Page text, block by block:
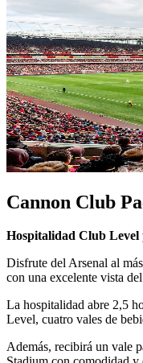
Cannon Club
Hospitalidad Club
Disfrute del Arsenal al
con una excelente vista
La hospitalidad abre 2,5
Level, cuatro vales de
Además, recibirá un vale